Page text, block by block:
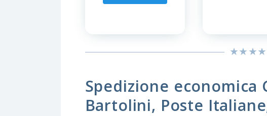
Spedizione economica
Bartolini, Poste